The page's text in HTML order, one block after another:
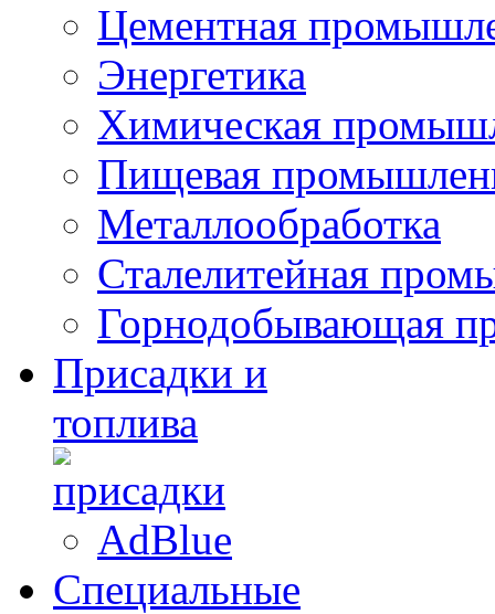
Цементная
Энергетика
Химическая
Пищевая
Металлообработка
Сталелитейная
Горнодобывающая
Присадки и
топлива
AdBlue
Специальные